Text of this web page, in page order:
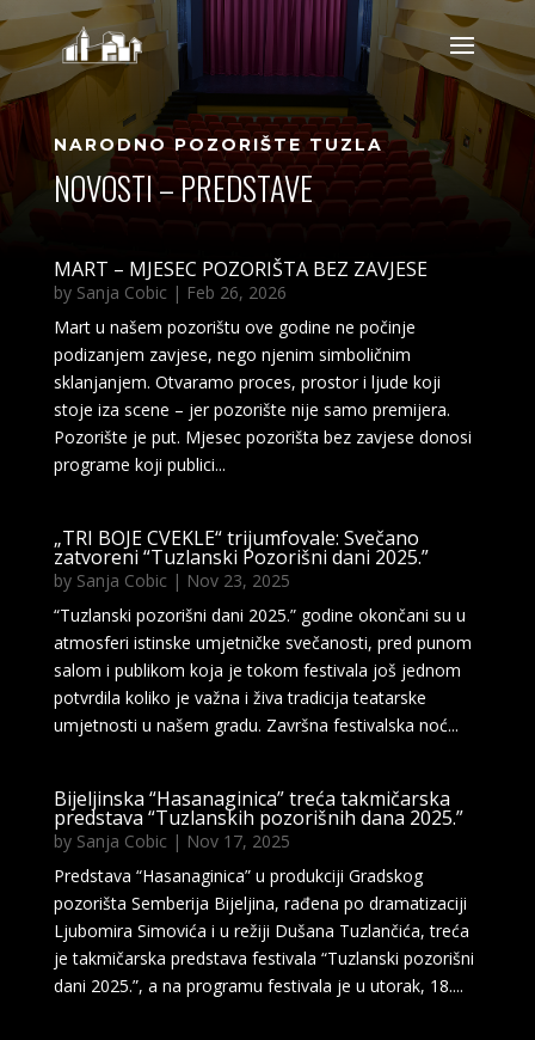
NARODNO POZORIŠTE TUZLA
NOVOSTI – PREDSTAVE
MART – MJESEC POZORIŠTA BEZ ZAVJESE
by Sanja Cobic| Feb 26, 2026
Mart u našem pozorištu ove godine ne počinje
podizanjem zavjese, nego njenim simboličnim
sklanjanjem. Otvaramo proces, prostor i ljude koji
stoje iza scene – jer pozorište nije samo premijera.
Pozorište je put. Mjesec pozorišta bez zavjese donosi
programe koji publici...
„TRI BOJE CVEKLE“ trijumfovale: Svečano
zatvoreni “Tuzlanski Pozorišni dani 2025.”
by Sanja Cobic| Nov 23, 2025
“Tuzlanski pozorišni dani 2025.” godine okončani su u
atmosferi istinske umjetničke svečanosti, pred punom
salom i publikom koja je tokom festivala još jednom
potvrdila koliko je važna i živa tradicija teatarske
umjetnosti u našem gradu. Završna festivalska noć...
Bijeljinska “Hasanaginica” treća takmičarska
predstava “Tuzlanskih pozorišnih dana 2025.”
by Sanja Cobic| Nov 17, 2025
Predstava “Hasanaginica” u produkciji Gradskog
pozorišta Semberija Bijeljina, rađena po dramatizaciji
Ljubomira Simovića i u režiji Dušana Tuzlančića, treća
je takmičarska predstava festivala “Tuzlanski pozorišni
dani 2025.”, a na programu festivala je u utorak, 18....